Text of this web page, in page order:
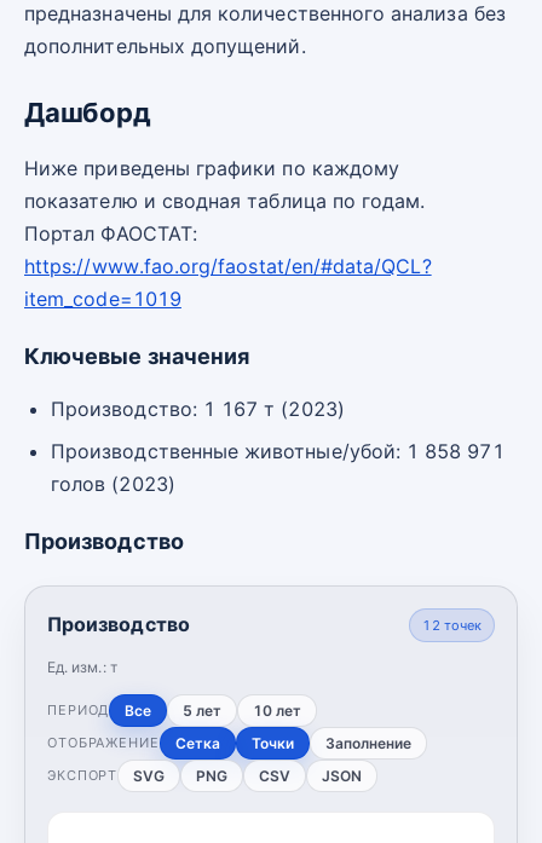
предназначены для количественного анализа без
дополнительных допущений.
Дашборд
Ниже приведены графики по каждому
показателю и сводная таблица по годам.
Портал ФАОСТАТ:
https://www.fao.org/faostat/en/#data/QCL?
item_code=1019
Ключевые значения
Производство: 1 167 т (2023)
Производственные животные/убой: 1 858 971
голов (2023)
Производство
Производство
Ед. изм.: т
12 точек
ПЕРИОД Все 5 лет 10 лет
ОТОБРАЖЕНИЕ Сетка Точки Заполнение
ЭКСПОРТ SVG PNG CSV JSON